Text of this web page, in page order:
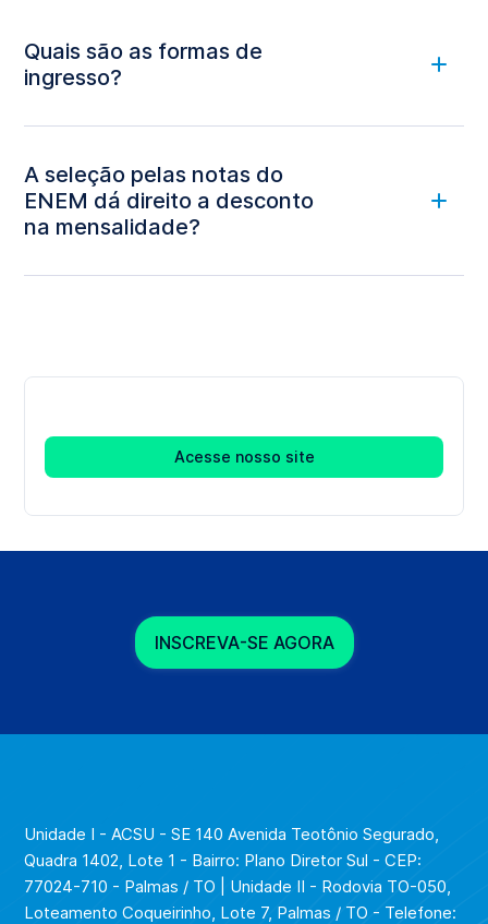
Quais são as formas de
ingresso?
A seleção pelas notas do
ENEM dá direito a desconto
na mensalidade?
Acesse nosso site
INSCREVA-SE AGORA
Unidade I - ACSU - SE 140 Avenida Teotônio Segurado,
Quadra 1402, Lote 1 - Bairro: Plano Diretor Sul - CEP:
77024-710 - Palmas / TO | Unidade II - Rodovia TO-050,
Loteamento Coqueirinho, Lote 7, Palmas / TO - Telefone: